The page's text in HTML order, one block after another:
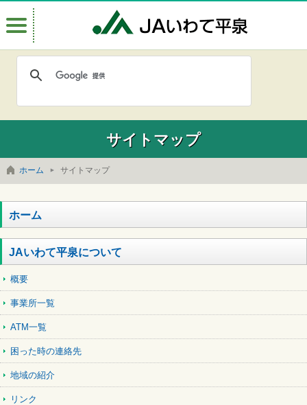
サイトマップ
ホーム サイトマップ
ホーム
JAいわて平泉について
概要
事業所一覧
ATM一覧
困った時の連絡先
地域の紹介
リンク